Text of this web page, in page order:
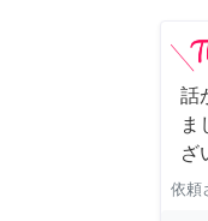
話
ま
ざ
依頼